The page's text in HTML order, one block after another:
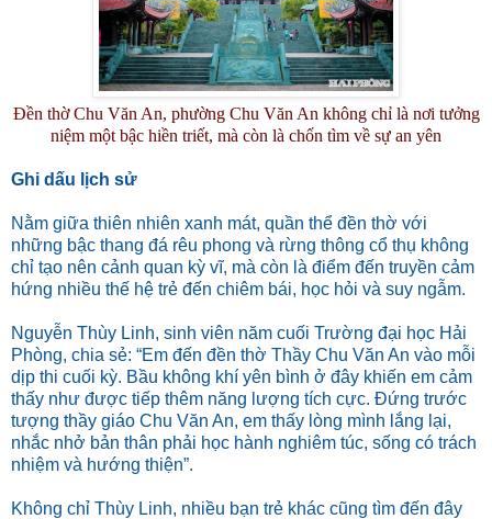
Đền thờ Chu Văn An, phường Chu Văn An không chỉ là nơi tưởng
niệm một bậc hiền triết, mà còn là chốn tìm về sự an yên
Ghi dấu lịch sử
Nằm giữa thiên nhiên xanh mát, quần thể đền thờ với
những bậc thang đá rêu phong và rừng thông cổ thụ không
chỉ tạo nên cảnh quan kỳ vĩ, mà còn là điểm đến truyền cảm
hứng nhiều thế hệ trẻ đến chiêm bái, học hỏi và suy ngẫm.
Nguyễn Thùy Linh, sinh viên năm cuối Trường đại học Hải
Phòng, chia sẻ: “Em đến đền thờ Thầy Chu Văn An vào mỗi
dịp thi cuối kỳ. Bầu không khí yên bình ở đây khiến em cảm
thấy như được tiếp thêm năng lượng tích cực. Đứng trước
tượng thầy giáo Chu Văn An, em thấy lòng mình lắng lại,
nhắc nhở bản thân phải học hành nghiêm túc, sống có trách
nhiệm và hướng thiện”.
Không chỉ Thùy Linh, nhiều bạn trẻ khác cũng tìm đến đây